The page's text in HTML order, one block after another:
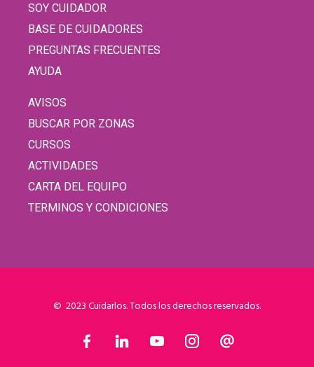
SOY CUIDADOR
BASE DE CUIDADORES
PREGUNTAS FRECUENTES
AYUDA
AVISOS
BUSCAR POR ZONAS
CURSOS
ACTIVIDADES
CARTA DEL EQUIPO
TERMINOS Y CONDICIONES
© 2023 Cuidarlos. Todos los derechos reservados.